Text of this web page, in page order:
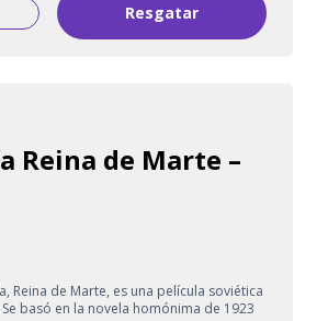
Resgatar
Reina de Marte –
Reina de Marte, es una película soviética
basó en la novela homónima de 1923